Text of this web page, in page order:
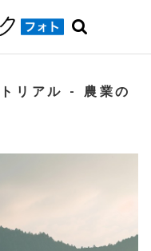
リアル - 農業の